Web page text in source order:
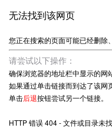
无法找到该网页
您正在搜索的页面可能已经删除
请尝试以下操作：
确保浏览器的地址栏中显示的网
如果通过单击链接而到达了该网
单击后退按钮尝试另一个链接。
HTTP 错误 404 - 文件或目录未找